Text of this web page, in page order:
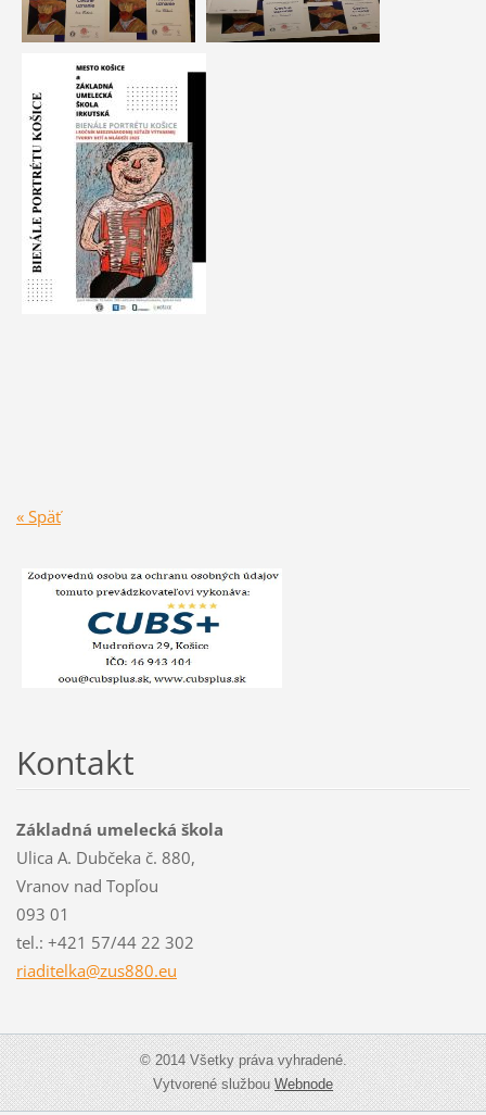
« Späť
Kontakt
Základná umelecká škola
Ulica A. Dubčeka č. 880,
Vranov nad Topľou
093 01
tel.: +421 57/44 22 302
riaditelka@zus880.eu
© 2014 Všetky práva vyhradené.
Vytvorené službouWebnode